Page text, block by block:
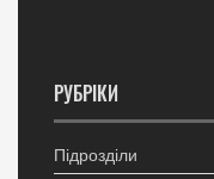
РУБРІКИ
Підрозділи